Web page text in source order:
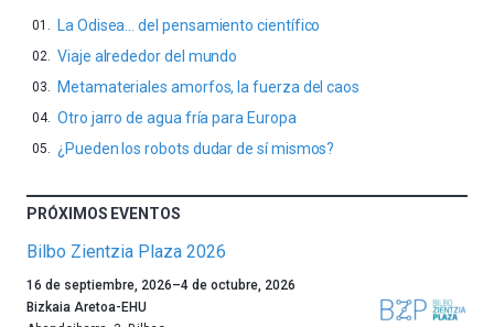
La Odisea… del pensamiento científico
Viaje alrededor del mundo
Metamateriales amorfos, la fuerza del caos
Otro jarro de agua fría para Europa
¿Pueden los robots dudar de sí mismos?
PRÓXIMOS EVENTOS
Bilbo Zientzia Plaza 2026
Un
año
16 de septiembre, 2026–4 de octubre, 2026
Bizkaia Aretoa-EHU